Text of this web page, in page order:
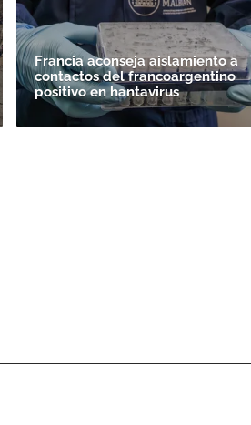
Francia aconseja aislamiento a
contactos del francoargentino
positivo en hantavirus